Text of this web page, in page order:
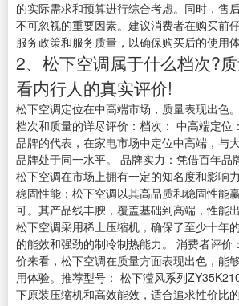
的实际需求和预算进行综合考虑。同时，售
不可忽视的重要因素。建议消费者在购买前
服务政策和服务质量，以确保购买后的使用体
2、松下空调属于什么档次?
看内行人的真实评价!
松下空调定位在中高端市场，质量表现出色
档次和质量的详尽评价：档次： 中高端定位
品牌的代表，在家电市场中定位中高端，与
品牌处于同一水平。 品牌实力：凭借百年品
松下空调在市场上拥有一定的知名度和影响
稳固性能：松下空调以其高品质和稳固性能
可。其产品线丰腴，覆盖基础到高端，性能
松下空调采用稀土压缩机，确保了至少十年
的能效和强劲的制冷制热能力。 消费者评价
价来看，松下空调在质量方面表现出色，能
用体验。推荐型号： 松下滢风系列
下原装压缩机和高效能效，适合追求性价比